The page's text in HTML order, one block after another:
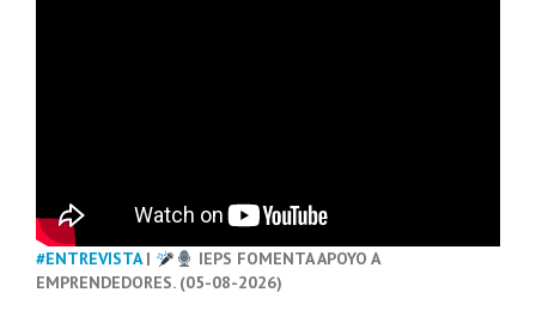
#ENTREVISTA|
IEPS FOMENTA APOYO A
EMPRENDEDORES. (05-08-2026)